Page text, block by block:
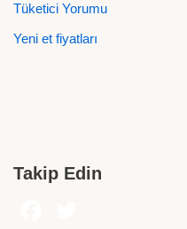
Tüketici Yorumu
Yeni et fiyatları
Takip Edin